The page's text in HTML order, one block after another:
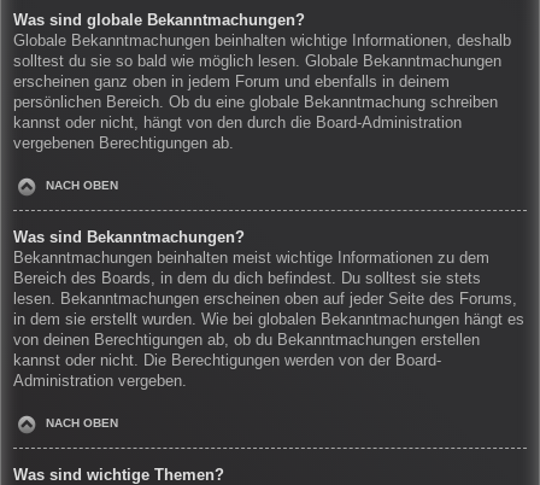
Was sind globale Bekanntmachungen?
Globale Bekanntmachungen beinhalten wichtige Informationen, deshalb
solltest du sie so bald wie möglich lesen. Globale Bekanntmachungen
erscheinen ganz oben in jedem Forum und ebenfalls in deinem
persönlichen Bereich. Ob du eine globale Bekanntmachung schreiben
kannst oder nicht, hängt von den durch die Board-Administration
vergebenen Berechtigungen ab.
NACH OBEN
Was sind Bekanntmachungen?
Bekanntmachungen beinhalten meist wichtige Informationen zu dem
Bereich des Boards, in dem du dich befindest. Du solltest sie stets
lesen. Bekanntmachungen erscheinen oben auf jeder Seite des Forums,
in dem sie erstellt wurden. Wie bei globalen Bekanntmachungen hängt es
von deinen Berechtigungen ab, ob du Bekanntmachungen erstellen
kannst oder nicht. Die Berechtigungen werden von der Board-
Administration vergeben.
NACH OBEN
Was sind wichtige Themen?